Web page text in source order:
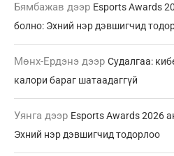
Бямбажав дээр Esports Awards
болно: Эхний нэр дэвшигчид
Мөнх-Ердэнэ дээр Судалгаа:
калори бараг шатаадаггүй
Уянга дээр Esports Awards 2026
Эхний нэр дэвшигчид тодорлоо